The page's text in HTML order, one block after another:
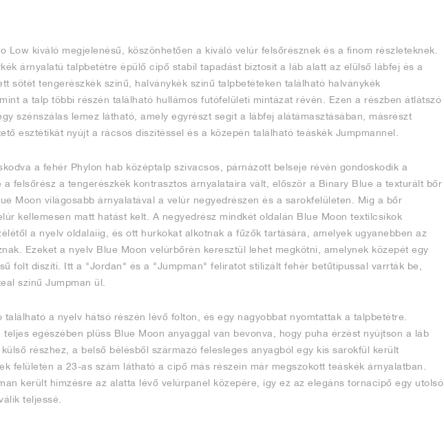
Low kiváló megjelenésű, köszönhetően a kiváló velúr felsőrésznek és a finom részleteknek.
árnyalatú talpbetétre épülő cipő stabil tapadást biztosít a láb alatt az elülső lábfej és a
sötét tengerészkék színű, halványkék színű talpbetéteken található halványkék
a talp többi részén található hullámos futófelületi mintázat révén. Ezen a részben átlátszó
szénszálas lemez látható, amely egyrészt segít a lábfej alátámasztásában, másrészt
esztétikát nyújt a rácsos díszítéssel és a közepén található teáskék Jumpmannel.
a fehér Phylon hab középtalp szivacsos, párnázott belseje révén gondoskodik a
a felsőrész a tengerészkék kontrasztos árnyalataira vált, először a Binary Blue a texturált bőr
Moon világosabb árnyalatával a velúr negyedrészen és a sarokfelületen. Míg a bőr
kellemesen matt hatást kelt. A negyedrész mindkét oldalán Blue Moon textilcsíkok
a nyelv oldalaiig, és ott hurkokat alkotnak a fűzők tartására, amelyek ugyanebben az
Ezeket a nyelv Blue Moon velúrbőrén keresztül lehet megkötni, amelynek közepét egy
folt díszíti. Itt a "Jordan" és a "Jumpman" feliratot stilizált fehér betűtípussal varrták be,
színű Jumpman ül.
található a nyelv hátsó részén lévő folton, és egy nagyobbat nyomtattak a talpbetétre.
teljes egészében plüss Blue Moon anyaggal van bevonva, hogy puha érzést nyújtson a láb
részhez, a belső bélésből származó felesleges anyagból egy kis sarokfül került
felületén a 23-as szám látható a cipő más részein már megszokott teáskék árnyalatban.
került hímzésre az alatta lévő velúrpanel közepére, így ez az elegáns tornacipő egy utolsó
teljessé.